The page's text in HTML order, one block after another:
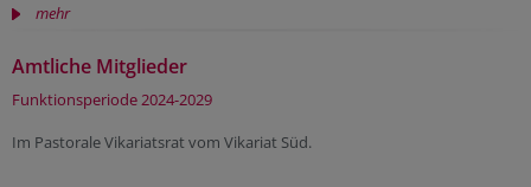
mehr
Amtliche Mitglieder
Funktionsperiode 2024-2029
Im Pastorale Vikariatsrat vom Vikariat Süd.